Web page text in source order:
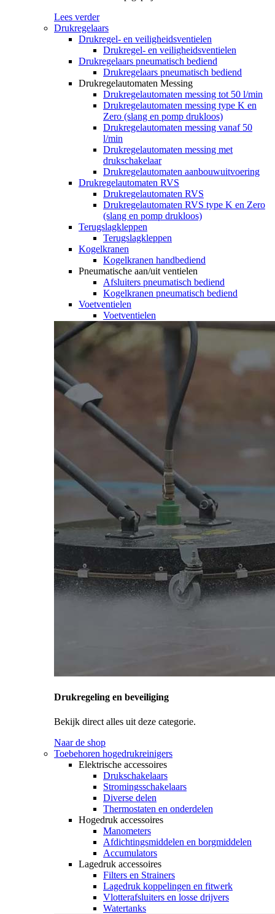
Lees verder
Drukregelaars
Drukregel- en veiligheidsventielen
Drukregel- en veiligheidsventielen
Drukregelaars pneumatisch bediend
Drukregelaars pneumatisch bediend
Drukregelautomaten Messing
Drukregelautomaten messing tot 50 l/min
Drukregelautomaten messing type K en
Zero (slang en pomp drukloos)
Drukregelautomaten messing vanaf 50
l/min
Drukregelautomaten messing met
drukschakelaar
Drukregelautomaten aanbouwuitvoering
Drukregelautomaten RVS
Drukregelautomaten RVS
Drukregelautomaten RVS type K en Zero
(slang en pomp drukloos)
Terugslagkleppen
Terugslagkleppen
Kogelkranen
Kogelkranen handbediend
Pneumatische aan/uit ventielen
Afsluiters pneumatisch bediend
Kogelkranen pneumatisch bediend
Voetventielen
Voetventielen
Drukregeling en beveiliging
Bekijk direct alles uit deze categorie.
Naar de shop
Toebehoren hogedrukreinigers
Elektrische accessoires
Drukschakelaars
Stromingsschakelaars
Diverse delen
Thermostaten en onderdelen
Hogedruk accessoires
Manometers
Afdichtingsmiddelen en borgmiddelen
Accumulators
Lagedruk accessoires
Filters en Strainers
Lagedruk koppelingen en fitwerk
Vlotterafsluiters en losse drijvers
Watertanks